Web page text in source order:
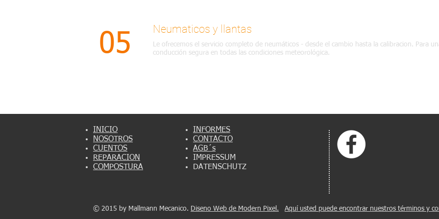
INFORMES
CONTACTO
AGB´s
IMPRESSUM
DATENSCHUTZ
INICIO
NOSOTROS
CUENTOS
REPARACION
COMPOSTURA
© 2015 by Mallmann Mecanico.​ Diseno Web de Modern Pixel. Aquí usted puede encontrar nuestros términos y
05
Neumaticos y llantas
Le ofrecemos el servicio completo de neumáticos - desde el cambio hasta la calibracion. Para
conducción segura en todas las condiciones meteorológica.